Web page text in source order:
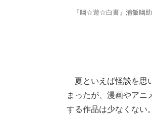
『幽☆遊☆白書』浦飯幽
夏といえば怪談を思
まったが、漫画やアニ
する作品は少なくない。